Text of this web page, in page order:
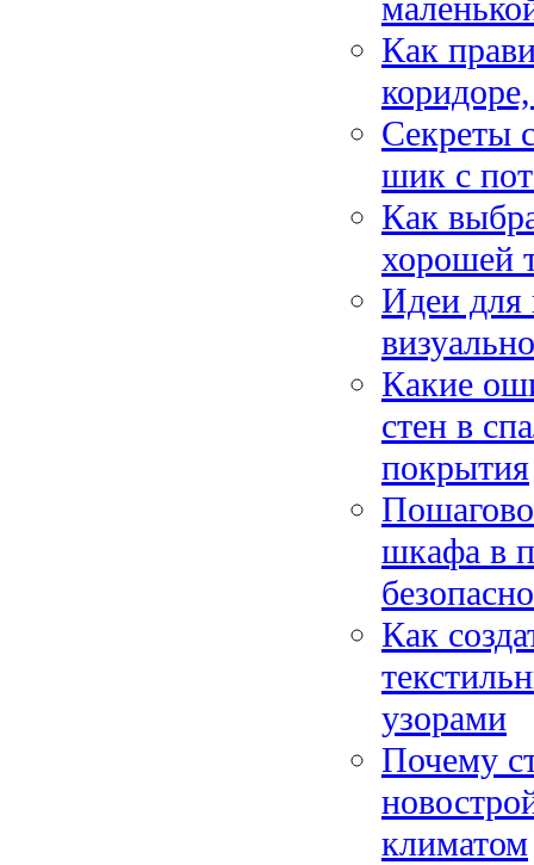
Как
Секреты
шик с
Как
хорошей
Идеи для
Какие
стен в
покрытия
шкафа в
Как
узорами
Почему
климатом